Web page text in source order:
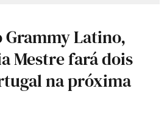
Grammy Latino,
Mestre fará dois
na próxima